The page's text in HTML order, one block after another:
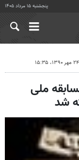
پنجشنبه ۱۵ مرداد ۱۴۰۵
۲۴ مهر ۱۳۹۰، ۱۵:۳۵
ملی
شد